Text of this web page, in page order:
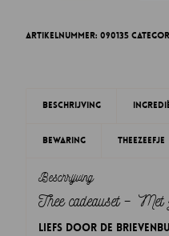
Artikelnummer:090135
Beschrijving
Bewaring Theezeefje
Beschrijving
Thee cadeauset – Met
Liefs door de